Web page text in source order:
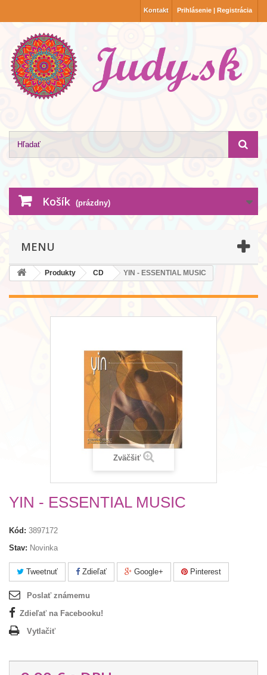
Prihlásenie | Registrácia
Kontakt
Košík (prázdny)
MENU
Produkty CD YIN - ESSENTIAL MUSIC
Zväčšiť
YIN - ESSENTIAL MUSIC
Kód: 3897172
Stav: Novinka
Tweetnuť Zdieľať Google+ Pinterest
Poslať známemu
Zdieľať na Facebooku!
Vytlačiť